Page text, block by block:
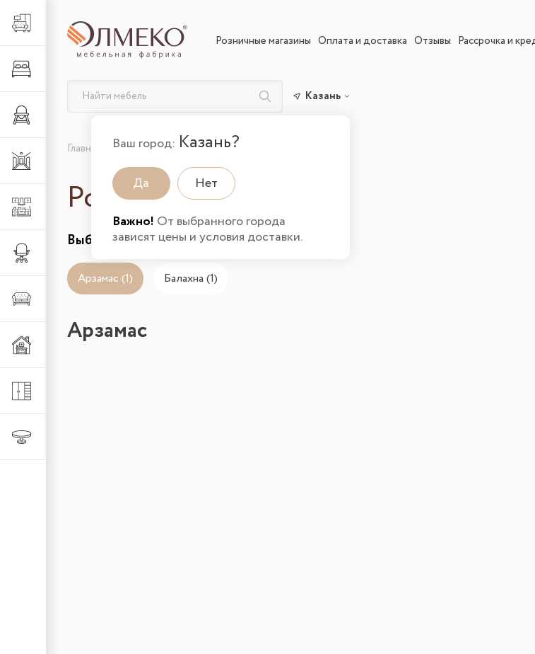
Гостиная
Детская
Кухня
Мягкая
Мебель из металла
Розничные магазины Оплата и доставка Отзывы Рассрочка и
Казань
Ваш город: Казань?
Да Нет
Важно! От выбранного города
зависят цены и условия доставки.
Главная Розничные магазины
Розничные магазины
Выберите город:
Арзамас (1) Балахна (1)
Арзамас